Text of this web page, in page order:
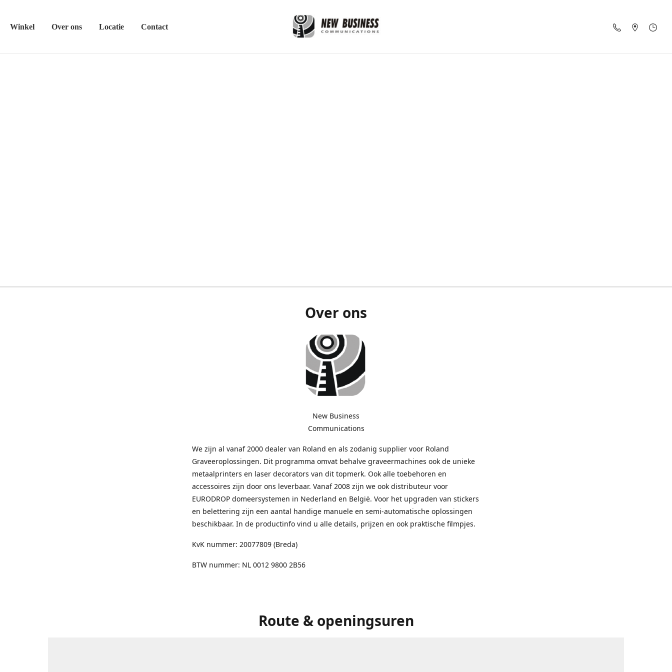
Winkel Over ons Locatie Contact
Over ons
New Business
Communications
We zijn al vanaf 2000 dealer van Roland en als zodanig supplier voor Roland
Graveeroplossingen. Dit programma omvat behalve graveermachines ook de unieke
metaalprinters en laser decorators van dit topmerk. Ook alle toebehoren en
accessoires zijn door ons leverbaar. Vanaf 2008 zijn we ook distributeur voor
EURODROP domeersystemen in Nederland en België. Voor het upgraden van stickers
en belettering zijn een aantal handige manuele en semi-automatische oplossingen
beschikbaar. In de productinfo vind u alle details, prijzen en ook praktische filmpjes.
KvK nummer: 20077809 (Breda)
BTW nummer: NL 0012 9800 2B56
Route & openingsuren